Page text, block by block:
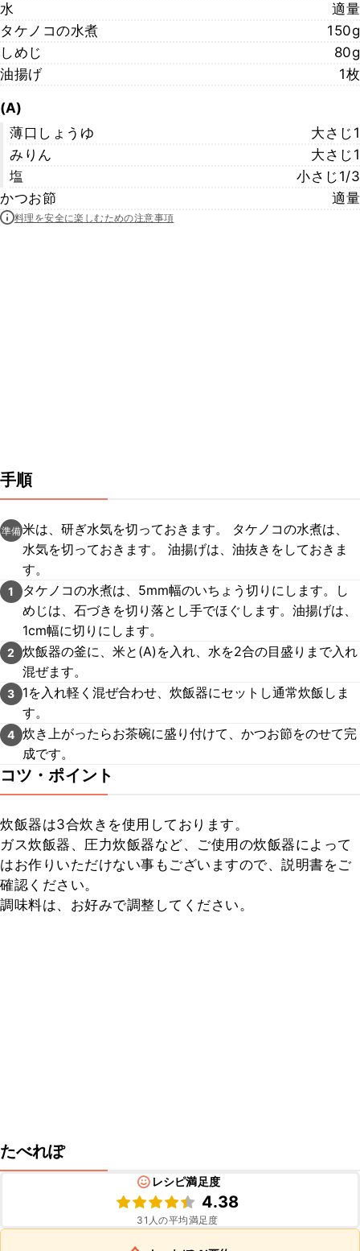
水
適量
タケノコの水煮
150g
しめじ
80g
油揚げ
1枚
(A)
薄口しょうゆ
大さじ1
みりん
大さじ1
塩
小さじ1/3
かつお節
適量
料理を安全に楽しむための注意事項
手順
準備米は、研ぎ水気を切っておきます。 タケノコの水煮は、
水気を切っておきます。 油揚げは、油抜きをしておきま
す。
1
タケノコの水煮は、5mm幅のいちょう切りにします。し
めじは、石づきを切り落とし手でほぐします。油揚げは、
1cm幅に切りにします。
2
炊飯器の釜に、米と(A)を入れ、水を2合の目盛りまで入れ
混ぜます。
3
1を入れ軽く混ぜ合わせ、炊飯器にセットし通常炊飯しま
す。
4 炊き上がったらお茶碗に盛り付けて、かつお節をのせて完
成です。
コツ・ポイント
炊飯器は3合炊きを使用しております。
ガス炊飯器、圧力炊飯器など、ご使用の炊飯器によって
はお作りいただけない事もございますので、説明書をご
確認ください。
調味料は、お好みで調整してください。
たべれぽ
レシピ満足度
4.38
31 人の平均満足度